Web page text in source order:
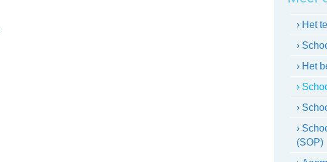
› Het
›
› Het
›
›
›
(SOP)